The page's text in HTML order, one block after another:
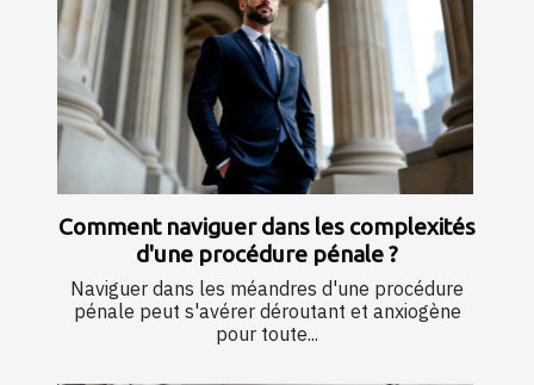
Comment naviguer dans les complexités
d'une procédure pénale ?
Naviguer dans les méandres d'une procédure
pénale peut s'avérer déroutant et anxiogène
pour toute...